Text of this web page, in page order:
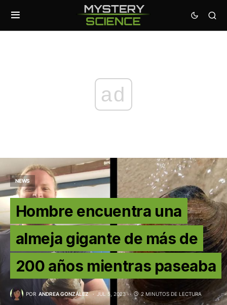
ad
NEWS
Hombre encuentra una
almeja gigante de más de
200 años mientras paseaba
POR ANDREA GONZÁLEZ JUL 5, 2023 2 MINUTOS DE LECTURA